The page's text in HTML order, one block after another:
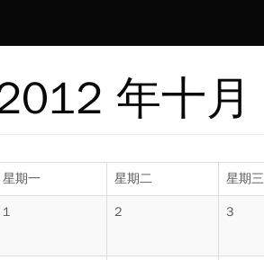
年十月
星期一 星期二 星期三
1 2 3